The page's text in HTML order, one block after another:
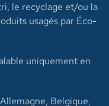
le recyclage et/ou la
usagés par Éco-
uniquement en
Belgique,